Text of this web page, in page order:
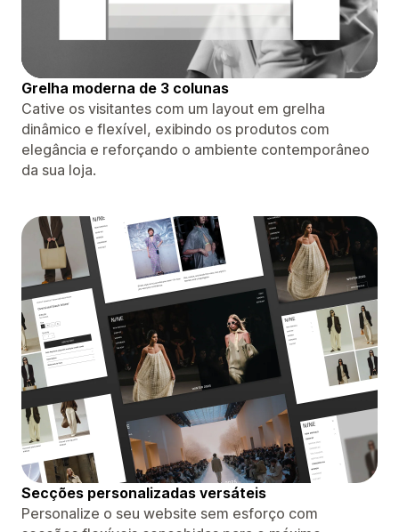
Grelha moderna de 3 colunas
Cative os visitantes com um layout em grelha
dinâmico e flexível, exibindo os produtos com
elegância e reforçando o ambiente contemporâneo
da sua loja.
Secções personalizadas versáteis
Personalize o seu website sem esforço com